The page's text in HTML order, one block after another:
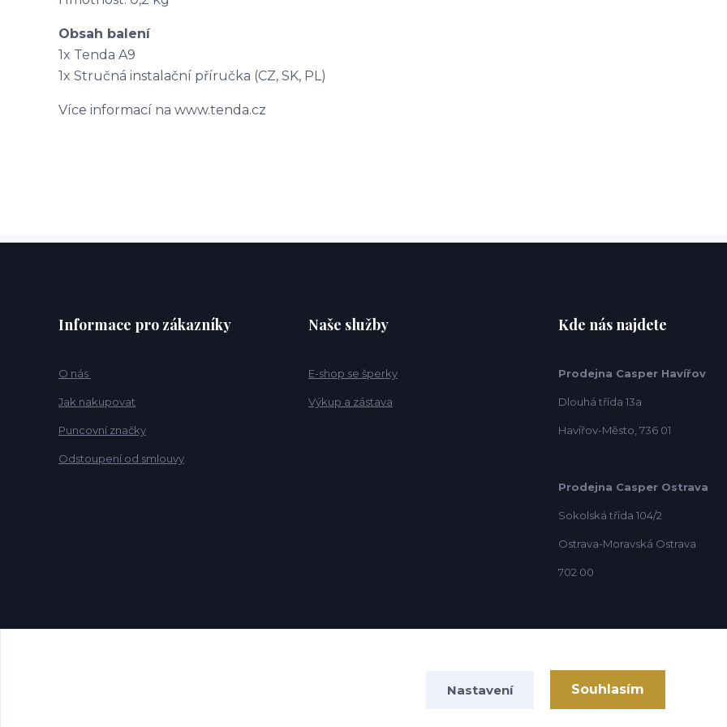
Obsah balení
1x Tenda A9
1x Stručná instalační příručka (CZ, SK, PL)
Více informací na www.tenda.cz
Informace pro zákazníky
O nás
Jak nakupovat
Puncovní značky
Odstoupení od smlouvy
Naše služby
E-shop se šperky
Výkup a zástava
Kde nás najdete
Prodejna Casper Havířov
Dlouhá třída 13a
Havířov-Město, 736 01
Prodejna Casper Ostrava
Sokolská třída 104/2
Ostrava-Moravská Ostrava
702 00
Nastavení Souhlasím